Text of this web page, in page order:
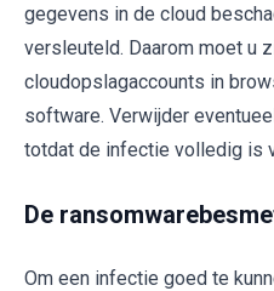
gegevens in de cloud
versleuteld. Daarom moet u
cloudopslagaccounts in
software. Verwijder
totdat de infectie volledig is
De
Om een infectie goed te